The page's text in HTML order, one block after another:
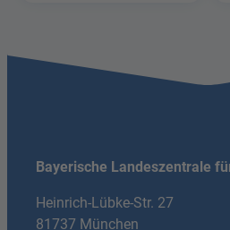
Bayerische Landeszentrale
Heinrich-Lübke-Str. 27
81737 München